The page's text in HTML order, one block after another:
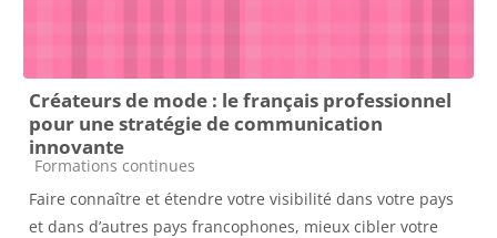
Créateurs de mode : le français professionnel
pour une stratégie de communication
innovante
Course category
Formations continues
Faire connaître et étendre votre visibilité dans votre pays
et dans d’autres pays francophones, mieux cibler votre